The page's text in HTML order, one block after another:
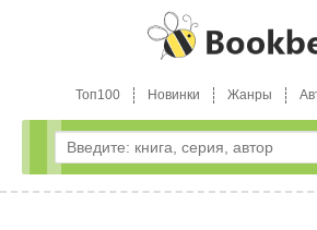
Топ100 Новинки Жанры